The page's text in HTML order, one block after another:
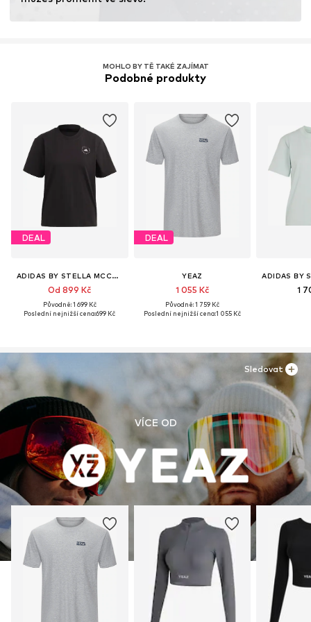
MOHLO BY TĚ TAKÉ ZAJÍMAT
Podobné produkty
DEAL
ADIDAS BY STELLA MCCARTNEY
Od 899 Kč
Původně: 1 699 Kč
Poslední nejnižší cena:699 Kč
DEAL
YEAZ
1 055 Kč
Původně: 1 759 Kč
Poslední nejnižší cena:1 055 Kč
1
VÍCE OD
Sledovat